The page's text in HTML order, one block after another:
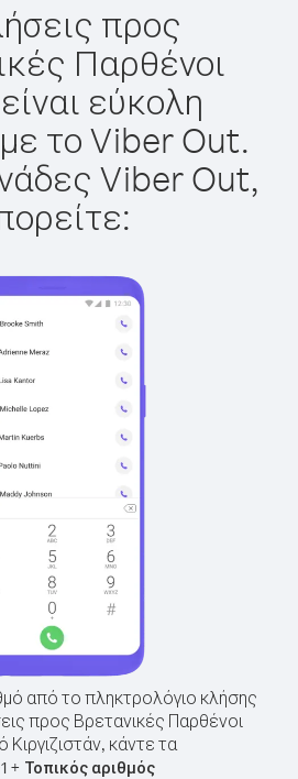
προς
Παρθένοι
εύκολη
το Viber Out.
Viber Out,
από το πληκτρολόγιο κλήσης
προς Βρετανικές Παρθένοι
Κιργιζιστάν, κάντε τα
1+ Τοπικός αριθμός